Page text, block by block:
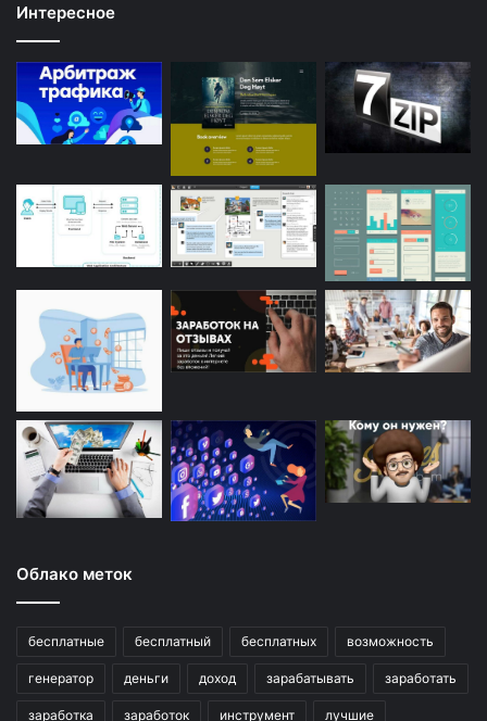
Интересное
Облако меток
бесплатные бесплатный бесплатных возможность
генератор деньги доход зарабатывать заработать
заработка заработок инструмент лучшие